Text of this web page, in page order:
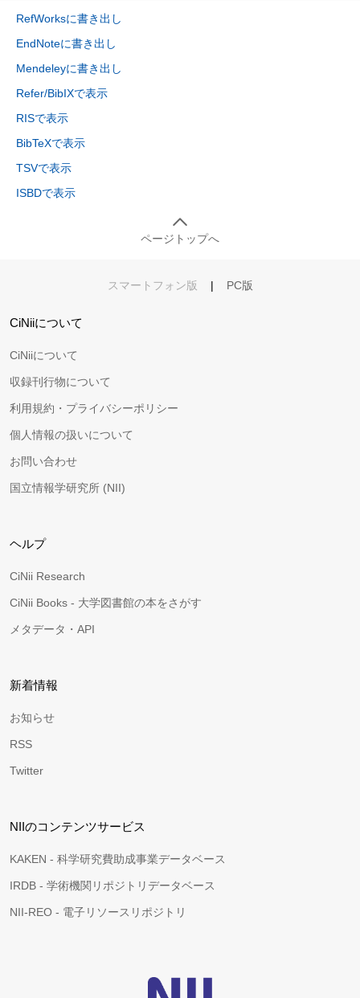
RefWorksに書き出し
EndNoteに書き出し
Mendeleyに書き出し
Refer/BibIXで表示
RISで表示
BibTeXで表示
TSVで表示
ISBDで表示
ページトップへ
スマートフォン版 | PC版
CiNiiについて
CiNiiについて
収録刊行物について
利用規約・プライバシーポリシー
個人情報の扱いについて
お問い合わせ
国立情報学研究所 (NII)
ヘルプ
CiNii Research
CiNii Books - 大学図書館の本をさがす
メタデータ・API
新着情報
お知らせ
RSS
Twitter
NIIのコンテンツサービス
KAKEN - 科学研究費助成事業データベース
IRDB - 学術機関リポジトリデータベース
NII-REO - 電子リソースリポジトリ